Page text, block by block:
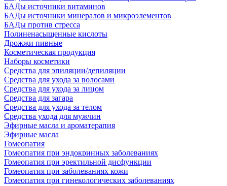
БАДы источники витаминов
БАДы источники минералов и микроэлементов
БАДы против стресса
Полиненасыщенные кислоты
Дрожжи пивные
Косметическая продукция
Наборы косметики
Средства для эпиляции/депиляции
Средства для ухода за волосами
Средства для ухода за лицом
Средства для загара
Средства для ухода за телом
Средства ухода для мужчин
Эфирные масла и ароматерапия
Эфирные масла
Гомеопатия
Гомеопатия при эндокринных заболеваниях
Гомеопатия при эректильной дисфункции
Гомеопатия при заболеваниях кожи
Гомеопатия при гинекологических заболеваниях